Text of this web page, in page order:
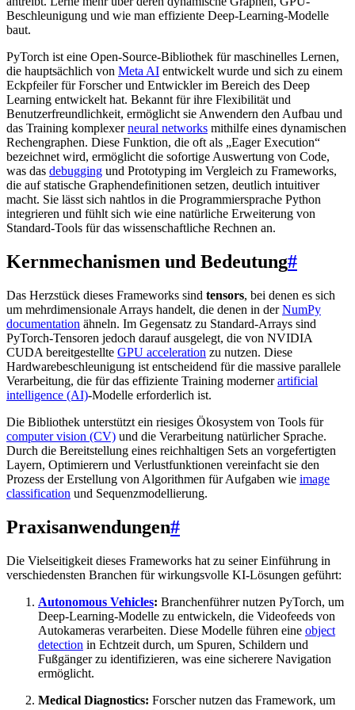
Beschleunigung und wie man effiziente Deep-Learning-Modelle
baut.
PyTorch ist eine Open-Source-Bibliothek für maschinelles Lernen,
die hauptsächlich von Meta AI entwickelt wurde und sich zu einem
Eckpfeiler für Forscher und Entwickler im Bereich des Deep
Learning entwickelt hat. Bekannt für ihre Flexibilität und
Benutzerfreundlichkeit, ermöglicht sie Anwendern den Aufbau und
das Training komplexerneural networks mithilfe eines dynamischen
Rechengraphen. Diese Funktion, die oft als „Eager Execution“
bezeichnet wird, ermöglicht die sofortige Auswertung von Code,
was das debugging und Prototyping im Vergleich zu Frameworks,
die auf statische Graphendefinitionen setzen, deutlich intuitiver
macht. Sie lässt sich nahtlos in die Programmiersprache Python
integrieren und fühlt sich wie eine natürliche Erweiterung von
Standard-Tools für das wissenschaftliche Rechnen an.
Kernmechanismen und Bedeutung#
Das Herzstück dieses Frameworks sind tensors, bei denen es sich
um mehrdimensionale Arrays handelt, die denen in derNumPy
documentation ähneln. Im Gegensatz zu Standard-Arrays sind
PyTorch-Tensoren jedoch darauf ausgelegt, die von NVIDIA
CUDA bereitgestellte GPU acceleration zu nutzen. Diese
Hardwarebeschleunigung ist entscheidend für die massive parallele
Verarbeitung, die für das effiziente Training modernerartificial
intelligence (AI)-Modelle erforderlich ist.
Die Bibliothek unterstützt ein riesiges Ökosystem von Tools für
computer vision (CV) und die Verarbeitung natürlicher Sprache.
Durch die Bereitstellung eines reichhaltigen Sets an vorgefertigten
Layern, Optimierern und Verlustfunktionen vereinfacht sie den
Prozess der Erstellung von Algorithmen für Aufgaben wie image
classification und Sequenzmodellierung.
Praxisanwendungen#
Die Vielseitigkeit dieses Frameworks hat zu seiner Einführung in
verschiedensten Branchen für wirkungsvolle KI-Lösungen geführt:
Autonomous Vehicles: Branchenführer nutzen PyTorch, um
Deep-Learning-Modelle zu entwickeln, die Videofeeds von
Autokameras verarbeiten. Diese Modelle führen eine object
detection in Echtzeit durch, um Spuren, Schildern und
Fußgänger zu identifizieren, was eine sicherere Navigation
ermöglicht.
Medical Diagnostics: Forscher nutzen das Framework, um